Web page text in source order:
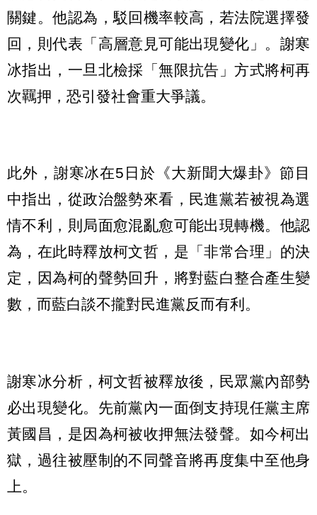
關鍵。他認為，駁回機率較高，若法院選擇發
回，則代表「高層意見可能出現變化」。謝寒
冰指出，一旦北檢採「無限抗告」方式將柯再
次羈押，恐引發社會重大爭議。
此外，謝寒冰在5日於《大新聞大爆卦》節目
中指出，從政治盤勢來看，民進黨若被視為選
情不利，則局面愈混亂愈可能出現轉機。他認
為，在此時釋放柯文哲，是「非常合理」的決
定，因為柯的聲勢回升，將對藍白整合產生變
數，而藍白談不攏對民進黨反而有利。
謝寒冰分析，柯文哲被釋放後，民眾黨內部勢
必出現變化。先前黨內一面倒支持現任黨主席
黃國昌，是因為柯被收押無法發聲。如今柯出
獄，過往被壓制的不同聲音將再度集中至他身
上。